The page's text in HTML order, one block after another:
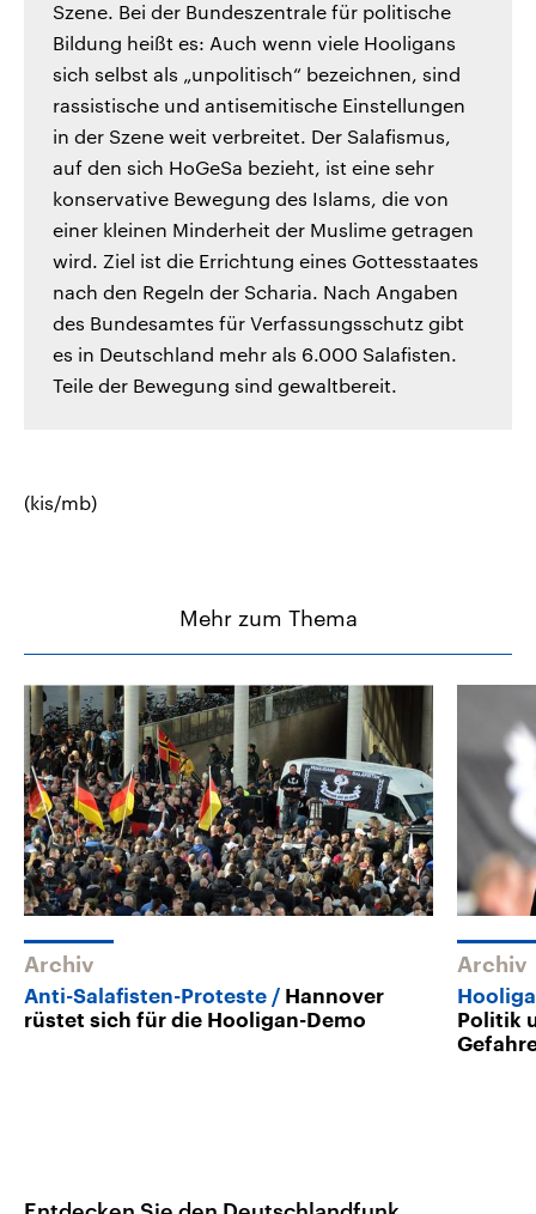
Szene. Bei der Bundeszentrale für politische
Bildung heißt es: Auch wenn viele Hooligans
sich selbst als „unpolitisch“ bezeichnen, sind
rassistische und antisemitische Einstellungen
in der Szene weit verbreitet. Der Salafismus,
auf den sich HoGeSa bezieht, ist eine sehr
konservative Bewegung des Islams, die von
einer kleinen Minderheit der Muslime getragen
wird. Ziel ist die Errichtung eines Gottesstaates
nach den Regeln der Scharia. Nach Angaben
des Bundesamtes für Verfassungsschutz gibt
es in Deutschland mehr als 6.000 Salafisten.
Teile der Bewegung sind gewaltbereit.
(kis/mb)
Mehr zum Thema
Archiv
Anti-Salafisten-Proteste
Hannover
rüstet sich für die Hooligan-Demo
Archiv
Politik